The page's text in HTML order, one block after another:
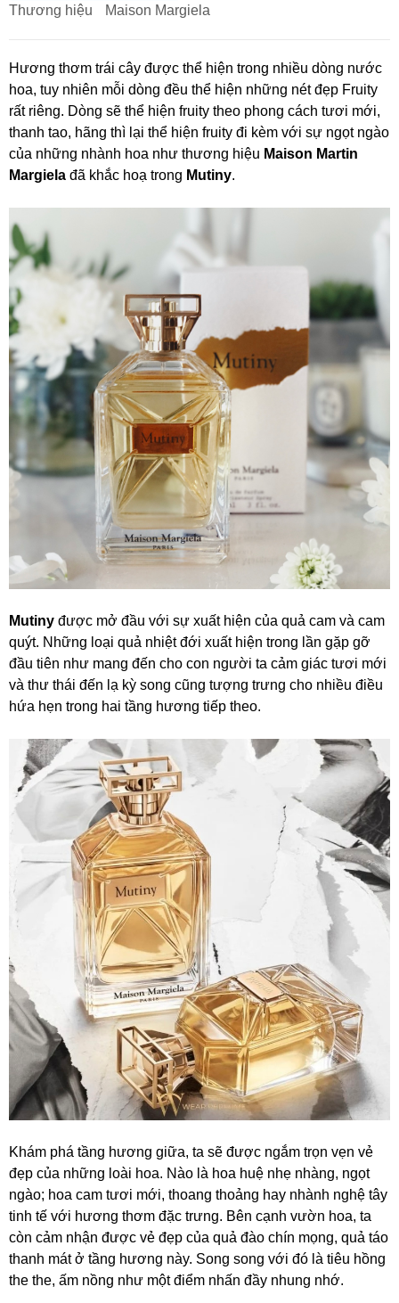
Thương hiệu Maison Margiela
Hương thơm trái cây được thể hiện trong nhiều dòng nước
hoa, tuy nhiên mỗi dòng đều thể hiện những nét đẹp Fruity
rất riêng. Dòng sẽ thể hiện fruity theo phong cách tươi mới,
thanh tao, hãng thì lại thể hiện fruity đi kèm với sự ngọt ngào
của những nhành hoa như thương hiệu Maison Martin
Margiela đã khắc hoạ trong Mutiny.
Mutiny được mở đầu với sự xuất hiện của quả cam và cam
quýt. Những loại quả nhiệt đới xuất hiện trong lần gặp gỡ
đầu tiên như mang đến cho con người ta cảm giác tươi mới
và thư thái đến lạ kỳ song cũng tượng trưng cho nhiều điều
hứa hẹn trong hai tầng hương tiếp theo.
Khám phá tầng hương giữa, ta sẽ được ngắm trọn vẹn vẻ
đẹp của những loài hoa. Nào là hoa huệ nhẹ nhàng, ngọt
ngào; hoa cam tươi mới, thoang thoảng hay nhành nghệ tây
tinh tế với hương thơm đặc trưng. Bên cạnh vườn hoa, ta
còn cảm nhận được vẻ đẹp của quả đào chín mọng, quả táo
thanh mát ở tầng hương này. Song song với đó là tiêu hồng
the the, ấm nồng như một điểm nhấn đầy nhung nhớ.